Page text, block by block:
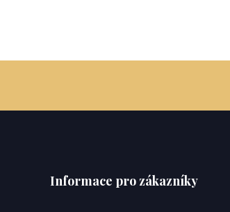
Informace pro zákazníky